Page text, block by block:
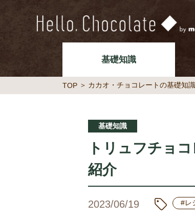
基礎知識
TOP カカオ・チョコレートの基礎知識
基礎知識
トリュフチョ
紹介
2023/06/19 #レ